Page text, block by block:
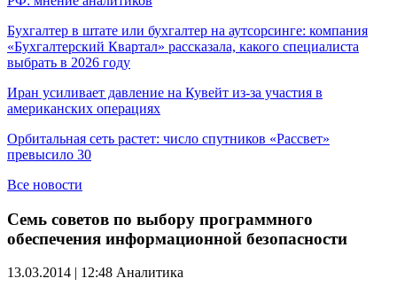
Бухгалтер в штате или бухгалтер на аутсорсинге: компания
«Бухгалтерский Квартал» рассказала, какого специалиста
выбрать в 2026 году
Иран усиливает давление на Кувейт из-за участия в
американских операциях
Орбитальная сеть растет: число спутников «Рассвет»
превысило 30
Все новости
Семь советов по выбору программного
обеспечения информационной безопасности
13.03.2014 | 12:48 Аналитика